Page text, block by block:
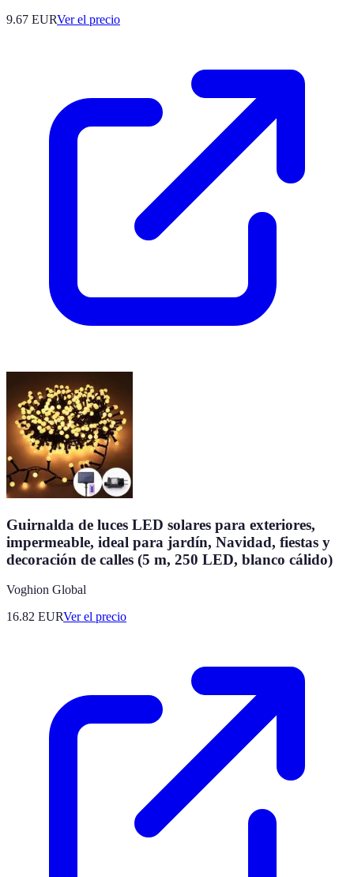
9.67 EURVer el precio
Guirnalda de luces LED solares para exteriores,
impermeable, ideal para jardín, Navidad, fiestas y
decoración de calles (5 m, 250 LED, blanco cálido)
Voghion Global
16.82 EURVer el precio